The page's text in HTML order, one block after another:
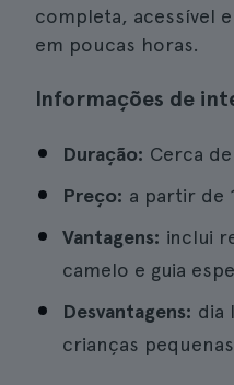
completa, acessível
em poucas horas.
Informações de
Duração: Cerca
Preço: a partir de
Vantagens: inclui
camelo e guia
Desvantagens: dia
crianças